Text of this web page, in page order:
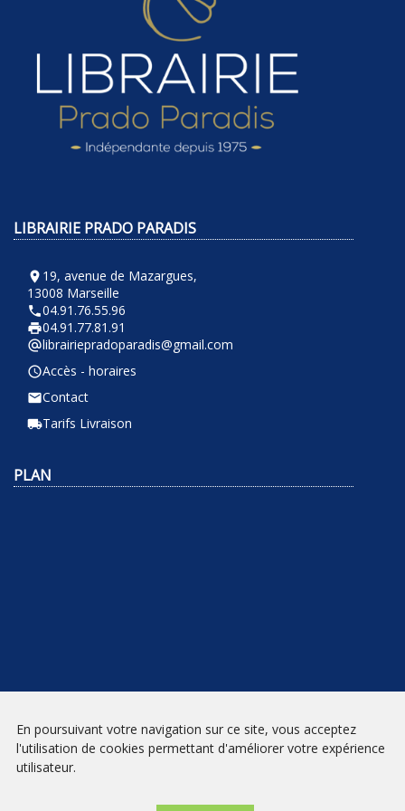
LIBRAIRIE PRADO PARADIS
room 19, avenue de Mazargues,
13008 Marseille
phone04.91.76.55.96
local_printshop04.91.77.81.91
alternate_emaillibrairiepradoparadis@gmail.com
query_builderAccès - horaires
emailContact
local_shippingTarifs Livraison
PLAN
NEWSLETTER
En poursuivant votre navigation sur ce site, vous acceptez
l'utilisation de cookies permettant d'améliorer votre expérience
utilisateur.